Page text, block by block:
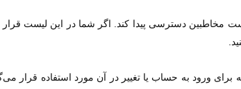
دسترسی پیدا کند. اگر شما در این لیست قرار
ورود به حساب یا تغییر در آن مورد استفاده قرار